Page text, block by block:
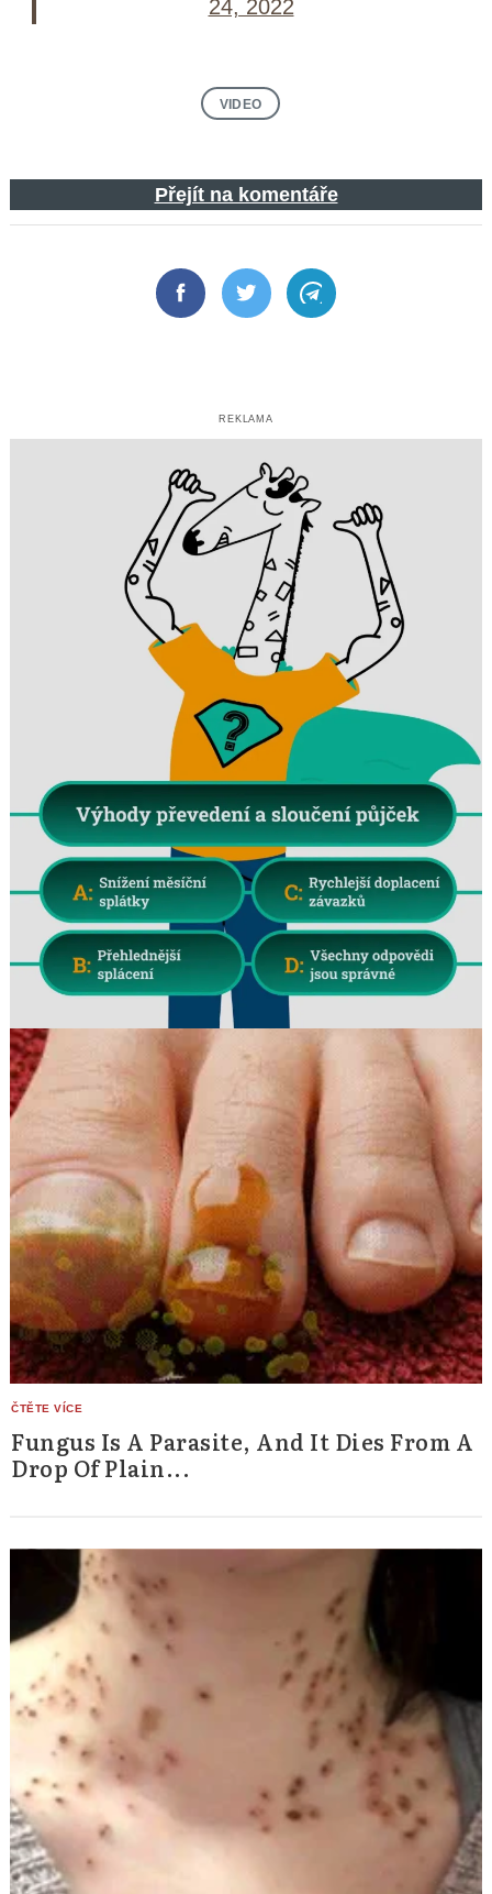
24, 2022
VIDEO
Přejít na komentáře
FacebookTwitter Telegram
REKLAMA
Fungus Is A Parasite, And It Dies From A
Drop Of Plain...